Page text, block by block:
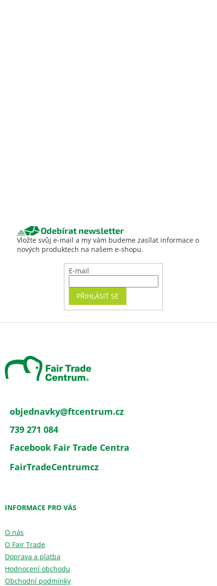
Odebírat newsletter
Vložte svůj e-mail a my vám budeme zasílat informace o
nových produktech na našem e-shopu.
E-mail
PŘIHLÁSIT SE
objednavky@ftcentrum.cz
739 271 084
Facebook Fair Trade Centra
FairTradeCentrumcz
INFORMACE PRO VÁS
O nás
O Fair Trade
Doprava a platba
Hodnocení obchodu
Obchodní podmínky